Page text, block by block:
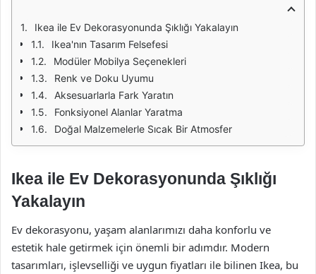
Ikea ile Ev Dekorasyonunda Şıklığı Yakalayın
Ikea'nın Tasarım Felsefesi
Modüler Mobilya Seçenekleri
Renk ve Doku Uyumu
Aksesuarlarla Fark Yaratın
Fonksiyonel Alanlar Yaratma
Doğal Malzemelerle Sıcak Bir Atmosfer
Ikea ile Ev Dekorasyonunda Şıklığı
Yakalayın
Ev dekorasyonu, yaşam alanlarımızı daha konforlu ve
estetik hale getirmek için önemli bir adımdır. Modern
tasarımları, işlevselliği ve uygun fiyatları ile bilinen Ikea, bu